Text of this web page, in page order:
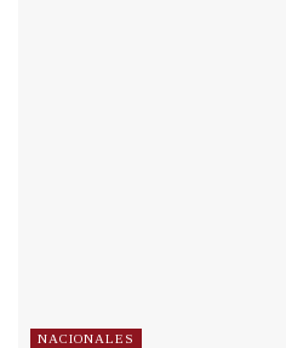
NACIONALES